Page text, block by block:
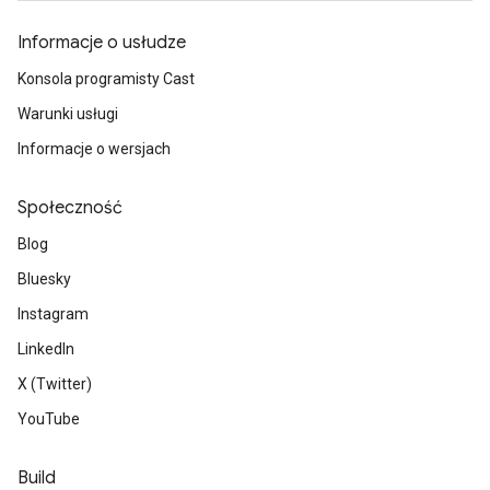
Informacje o usłudze
Konsola programisty Cast
Warunki usługi
Informacje o wersjach
Społeczność
Blog
Bluesky
Instagram
LinkedIn
X (Twitter)
YouTube
Build